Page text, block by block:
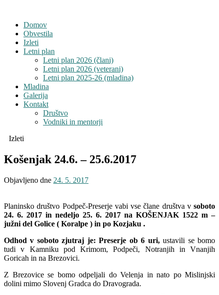
Domov
Obvestila
Izleti
Letni plan
Letni plan 2026 (člani)
Letni plan 2026 (veterani)
Letni plan 2025-26 (mladina)
Mladina
Galerija
Kontakt
Društvo
Vodniki in mentorji
Izleti
Košenjak 24.6. – 25.6.2017
Objavljeno dne 24. 5. 2017
Planinsko društvo Podpeč-Preserje vabi vse člane društva v soboto
24. 6. 2017 in nedeljo 25. 6. 2017 na KOŠENJAK 1522 m –
južni del Golice ( Koralpe ) in po Kozjaku .
Odhod v soboto zjutraj je:Preserje ob 6 uri,ustavili se bomo
tudi v Kamniku pod Krimom, Podpeči, Notranjih in Vnanjih
Goricah in na Brezovici.
Z Brezovice se bomo odpeljali do Velenja in nato po Mislinjski
dolini mimo Slovenj Gradca do Dravograda.